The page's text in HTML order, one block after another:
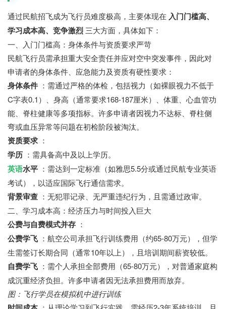
通过民航招飞成为飞行员难度极高，主要体现在 入门门槛高、
学习成本高、竞争激烈 三大方面，具体如下：
一、入门门槛高：身体条件与资质要求严苛
民航飞行员需承担重大安全责任并应对空中突发事件，因此对
申请者的身体条件、应急能力及资质有硬性要求：
身体条件 ：需通过严格的体检，包括视力（如裸眼视力不低于
C字表0.1）、身高（通常要求168-187厘米）、体重、心血管功
能、脊柱健康等多项指标。许多申请者因视力不达标、脊柱侧
弯或血压异常等问题在初检阶段被淘汰。
资质要求 ：
学历 ：需具备高中及以上学历。
英语水平 ：需达到一定标准（如雅思5.5分或通过民航专业英语
考试），以适应国际飞行通信需求。
背景审查 ：无犯罪记录、无严重违纪行为，且需通过政审。
二、学习成本高：经济压力与时间投入巨大
公费与自费模式并存 ：
公费学飞 ：航空公司承担飞行训练费用（约65-80万元），但学
生需签订长期合同（通常10年以上），且培训期间薪资较低。
自费学飞 ：需个人承担全部费用（65-80万元），对普通家庭构
成沉重经济负担。许多申请者因无法承担费用而放弃。
图：飞行学员在模拟机中进行训练